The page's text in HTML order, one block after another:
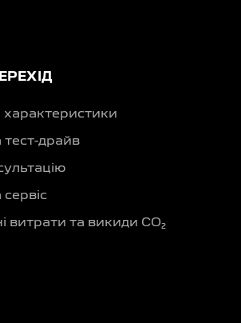
характеристики
тест-драйв
витрати та викиди CO₂